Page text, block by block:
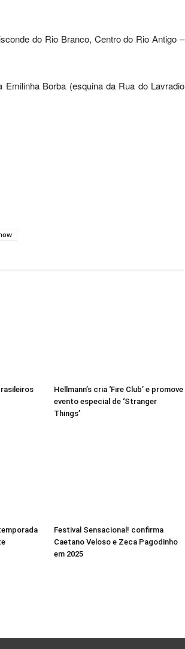
do Rio Branco, Centro do Rio Antigo –
Borba (esquina da Rua do Lavradio
Hellmann’s cria ‘Fire Club’ e promove
evento especial de ‘Stranger
Things’
Festival Sensacional! confirma
Caetano Veloso e Zeca Pagodinho
em 2025